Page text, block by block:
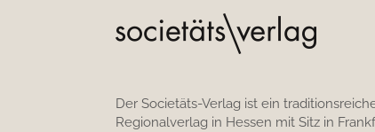
Der Societäts-Verlag ist ein
Regionalverlag in Hessen mit Sitz in